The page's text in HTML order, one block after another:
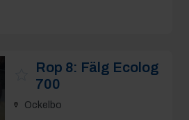
Rop 8: Fälg Ecolog
700
Ockelbo